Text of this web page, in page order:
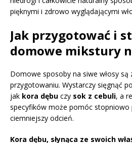
pięknymi i zdrowo wyglądającymi
Jak przygotować i
domowe mikstury
Domowe sposoby na siwe włosy
przygotowaniu. Wystarczy sięgnąć
jak kora dębu czy sok z cebuli, a
specyfików może pomóc stopniowo
ciemniejszy odcień.
Kora dębu, słynąca ze swoich